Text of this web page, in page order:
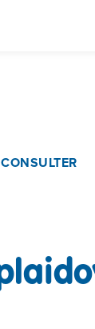
CONSULTER